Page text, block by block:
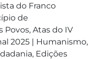
do Franco
de
Atas do IV
2025 | Humanismo,
Edições